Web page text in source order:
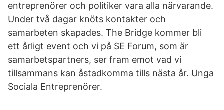
entreprenörer och politiker vara alla närvarande.
Under två dagar knöts kontakter och
samarbeten skapades. The Bridge kommer bli
ett årligt event och vi på SE Forum, som är
samarbetspartners, ser fram emot vad vi
tillsammans kan åstadkomma tills nästa år. Unga
Sociala Entreprenörer.